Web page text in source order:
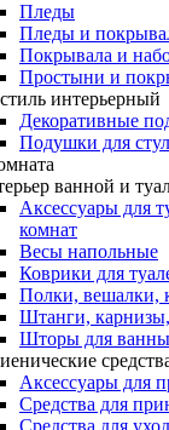
Пледы
Пледы и
Покрывала и
Простыни и
интерьерный
Декоративные
Подушки для
ванной и
Аксессуары для
комнат
Весы напольные
Коврики для
Полки, вешалки,
Штанги, карнизы,
Шторы для
Аксессуары для
Средства для
Средства для